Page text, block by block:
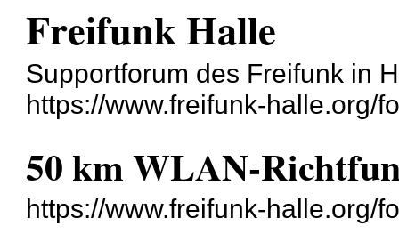
Freifunk Halle
Supportforum des Freifunk in
https://www.freifunk-halle.org/
50 km WLAN-
https://www.freifunk-halle.org/